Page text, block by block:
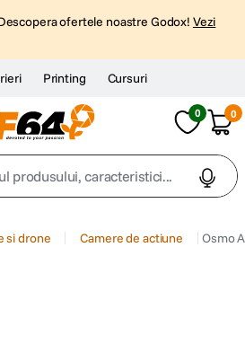
ofertele noastre Godox! Vezi
Printing Cursuri
0 0
caracteristici...
si drone Camere de actiune Osmo